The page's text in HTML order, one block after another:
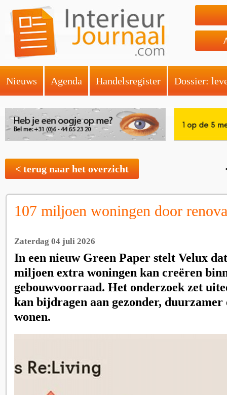
Nieuws Agenda Handelsregister Dossier:
< terug naar het overzicht
107 miljoen woningen door
Zaterdag 04 juli 2026
In een nieuw Green Paper stelt Velux
miljoen extra woningen kan creëren
gebouwvoorraad. Het onderzoek zet
kan bijdragen aan gezonder,
wonen.